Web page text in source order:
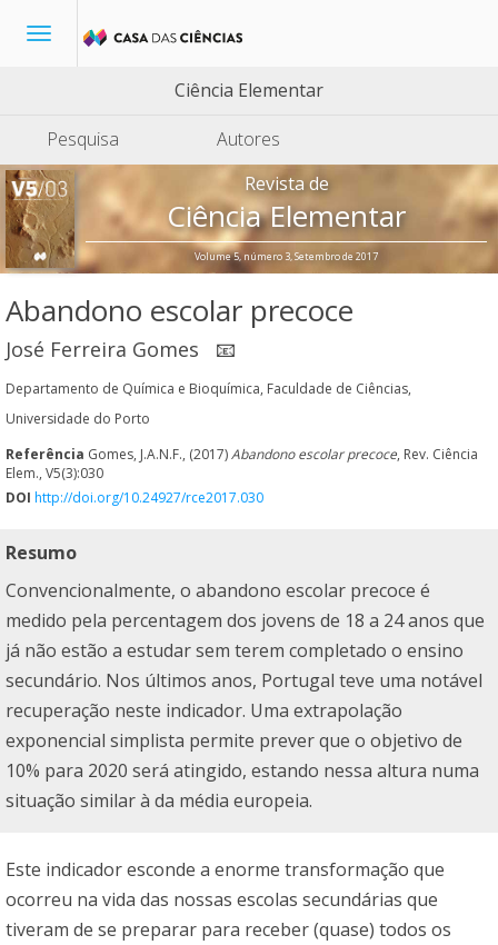
Toggle
Ciência Elementar
Pesquisa
Autores
Revista de
Ciência Elementar
Volume 5, número 3, Setembro de 2017
Abandono escolar precoce
José Ferreira Gomes 📧
Departamento de Química e Bioquímica, Faculdade de Ciências,
Universidade do Porto
Referência Gomes, J.A.N.F., (2017)Abandono escolar precoce, Rev. Ciência
Elem., V5(3):030
DOI http://doi.org/10.24927/rce2017.030
Resumo
Convencionalmente, o abandono escolar precoce é
medido pela percentagem dos jovens de 18 a 24 anos que
já não estão a estudar sem terem completado o ensino
secundário. Nos últimos anos, Portugal teve uma notável
recuperação neste indicador. Uma extrapolação
exponencial simplista permite prever que o objetivo de
10% para 2020 será atingido, estando nessa altura numa
situação similar à da média europeia.
Este indicador esconde a enorme transformação que
ocorreu na vida das nossas escolas secundárias que
tiveram de se preparar para receber (quase) todos os